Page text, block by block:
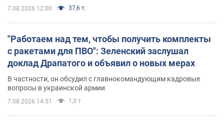
7.08.2026 12:00 37,6 т.
"Работаем над тем, чтобы получить комплекты
с ракетами для ПВО": Зеленский заслушал
доклад Драпатого и объявил о новых мерах
В частности, он обсудил с главнокомандующим кадровые
вопросы в украинской армии
7.08.2026 14:51 1,3 т.